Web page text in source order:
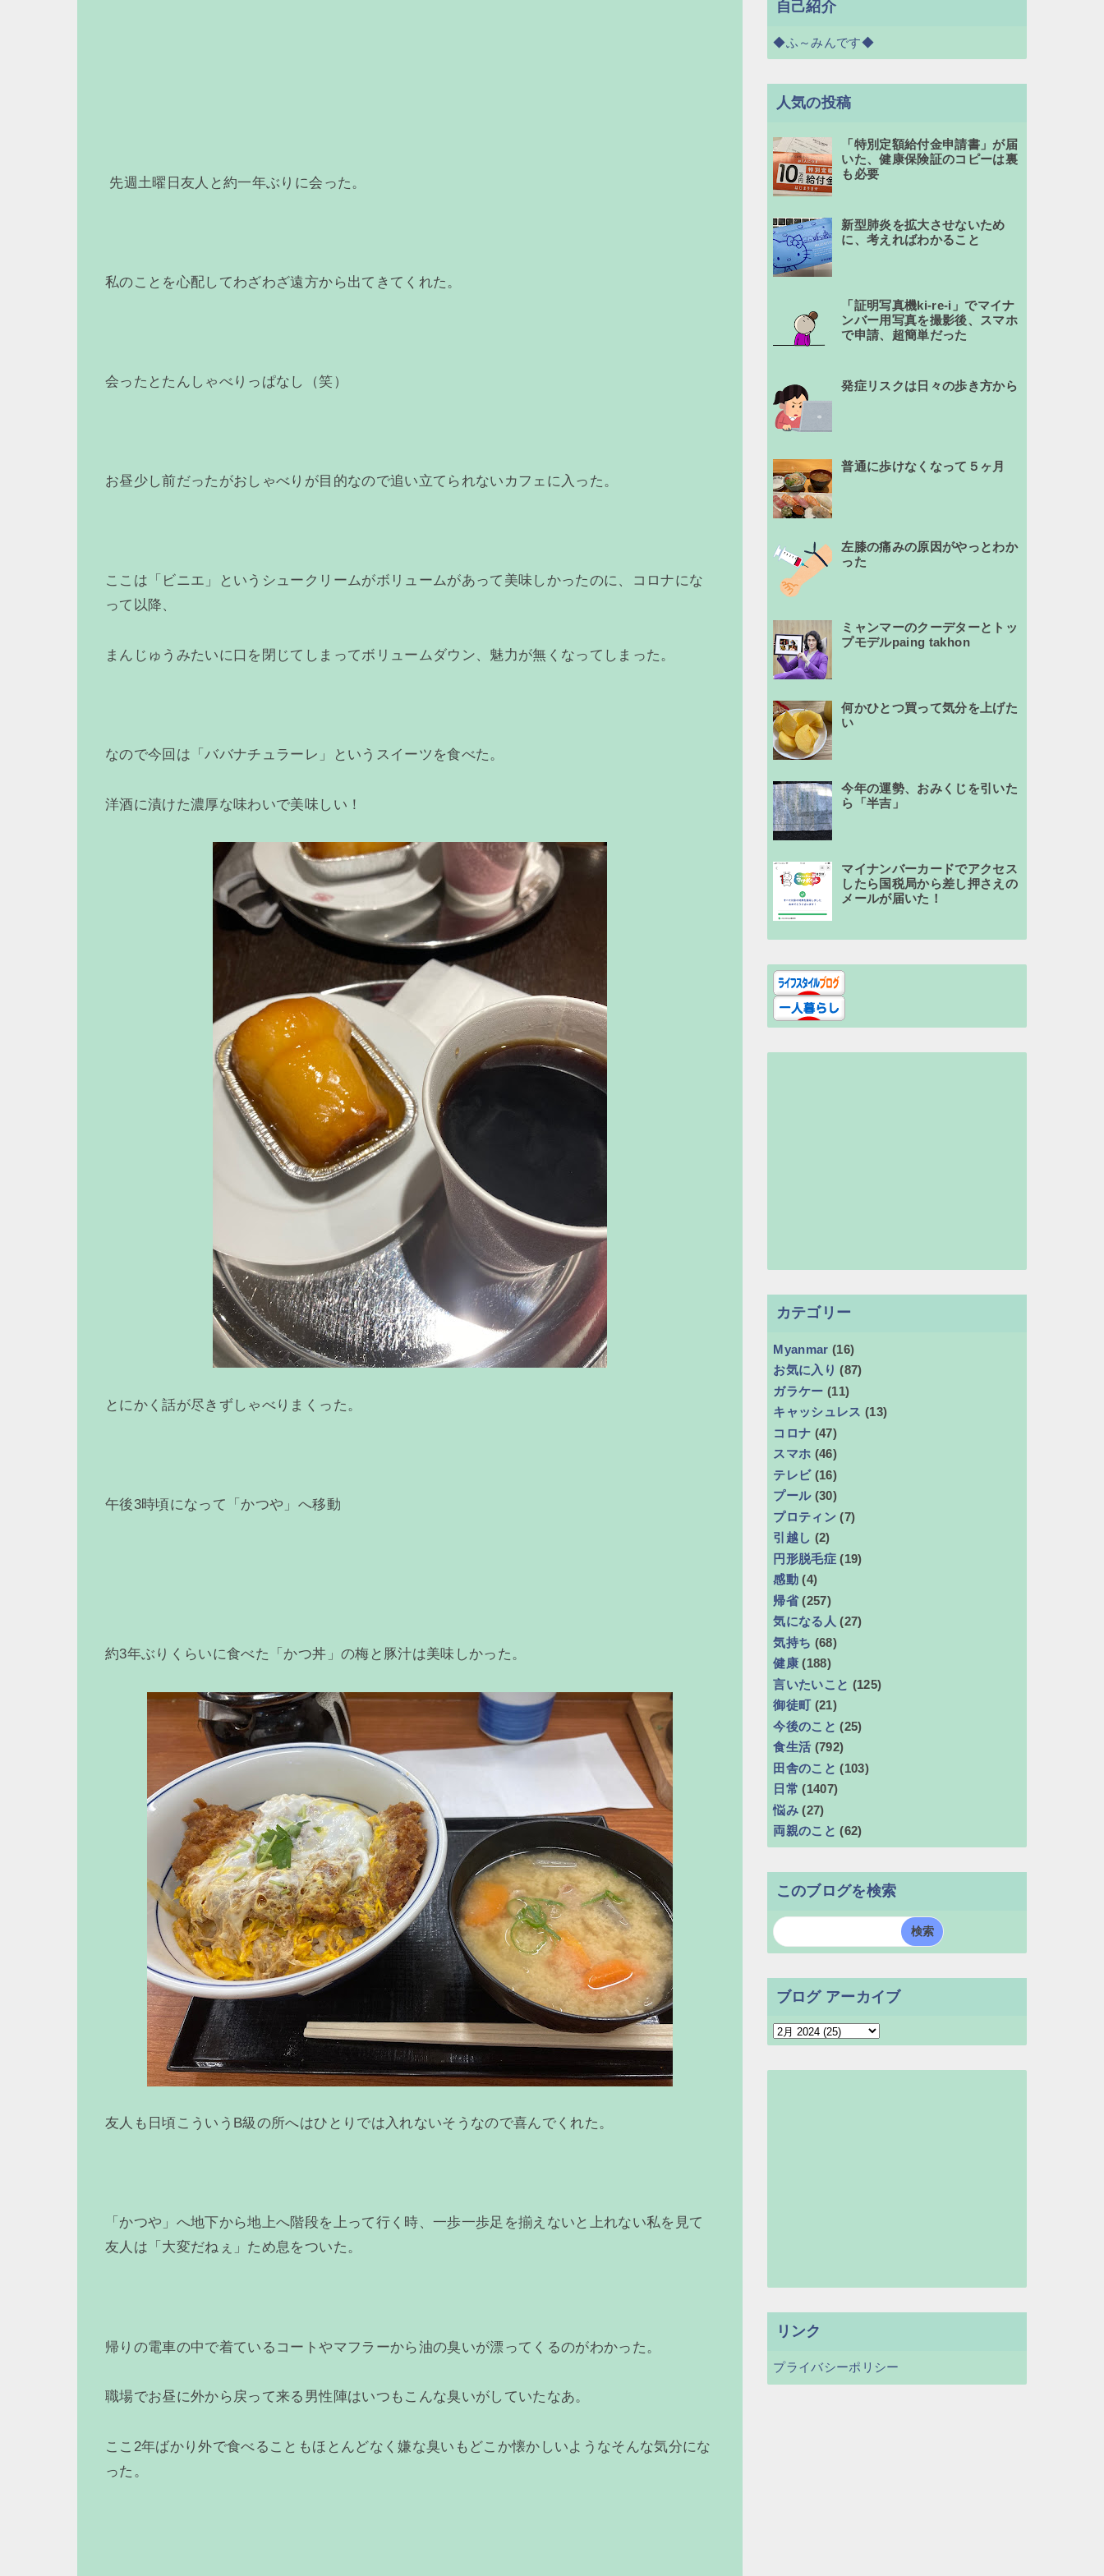
先週土曜日友人と約一年ぶりに会った。
私のことを心配してわざわざ遠方から出てきてくれた。
会ったとたんしゃべりっぱなし（笑）
お昼少し前だったがおしゃべりが目的なので追い立てられないカフェに入った。
ここは「ビニエ」というシュークリームがボリュームがあって美味しかったのに、コロナにな
って以降、
まんじゅうみたいに口を閉じてしまってボリュームダウン、魅力が無くなってしまった。
なので今回は「ババナチュラーレ」というスイーツを食べた。
洋酒に漬けた濃厚な味わいで美味しい！
とにかく話が尽きずしゃべりまくった。
午後3時頃になって「かつや」へ移動
約3年ぶりくらいに食べた「かつ丼」の梅と豚汁は美味しかった。
友人も日頃こういうB級の所へはひとりでは入れないそうなので喜んでくれた。
「かつや」へ地下から地上へ階段を上って行く時、一歩一歩足を揃えないと上れない私を見て
友人は「大変だねぇ」ため息をついた。
帰りの電車の中で着ているコートやマフラーから油の臭いが漂ってくるのがわかった。
職場でお昼に外から戻って来る男性陣はいつもこんな臭いがしていたなあ。
ここ2年ばかり外で食べることもほとんどなく嫌な臭いもどこか懐かしいようなそんな気分にな
った。
自己紹介
◆ふ～みんです◆
人気の投稿
「特別定額給付金申請書」が届
いた、健康保険証のコピーは裏
も必要
新型肺炎を拡大させないため
に、考えればわかること
「証明写真機ki-re-i」でマイナ
ンバー用写真を撮影後、スマホ
で申請、超簡単だった
発症リスクは日々の歩き方から
普通に歩けなくなって５ヶ月
左膝の痛みの原因がやっとわか
った
ミャンマーのクーデターとトッ
プモデルpaing takhon
何かひとつ買って気分を上げた
い
今年の運勢、おみくじを引いた
ら「半吉」
マイナンバーカードでアクセス
したら国税局から差し押さえの
メールが届いた！
カテゴリー
Myanmar (16)
お気に入り (87)
ガラケー (11)
キャッシュレス (13)
コロナ (47)
スマホ (46)
テレビ (16)
プール (30)
プロティン (7)
引越し (2)
円形脱毛症 (19)
感動 (4)
帰省 (257)
気になる人 (27)
気持ち (68)
健康 (188)
言いたいこと (125)
御徒町 (21)
今後のこと (25)
食生活 (792)
田舎のこと (103)
日常 (1407)
悩み (27)
両親のこと (62)
このブログを検索
ブログ アーカイブ
リンク
プライバシーポリシー